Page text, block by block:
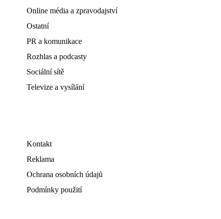
Online média a zpravodajství
Ostatní
PR a komunikace
Rozhlas a podcasty
Sociální sítě
Televize a vysílání
Kontakt
Reklama
Ochrana osobních údajů
Podmínky použití